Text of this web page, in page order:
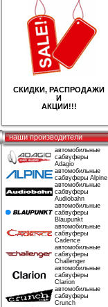
СКИДКИ, РАСПРОДАЖИ
И
АКЦИИ!!!
наши производители
автомобильные
сабвуферы
Adagio
автомобильные
сабвуферы Alpine
автомобильные
сабвуферы
Audiobahn
автомобильные
сабвуферы
Blaupunkt
автомобильные
сабвуферы
Cadence
автомобильные
сабвуферы
Challenger
автомобильные
сабвуферы
Clarion
автомобильные
сабвуферы
Crunch